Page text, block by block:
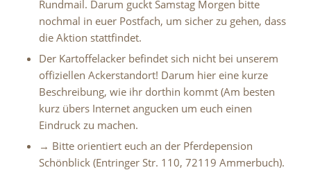
Rundmail. Darum guckt Samstag Morgen bitte
nochmal in euer Postfach, um sicher zu gehen, dass
die Aktion stattfindet.
Der Kartoffelacker befindet sich nicht bei unserem
offiziellen Ackerstandort! Darum hier eine kurze
Beschreibung, wie ihr dorthin kommt (Am besten
kurz übers Internet angucken um euch einen
Eindruck zu machen.
→ Bitte orientiert euch an der Pferdepension
Schönblick (Entringer Str. 110, 72119 Ammerbuch).